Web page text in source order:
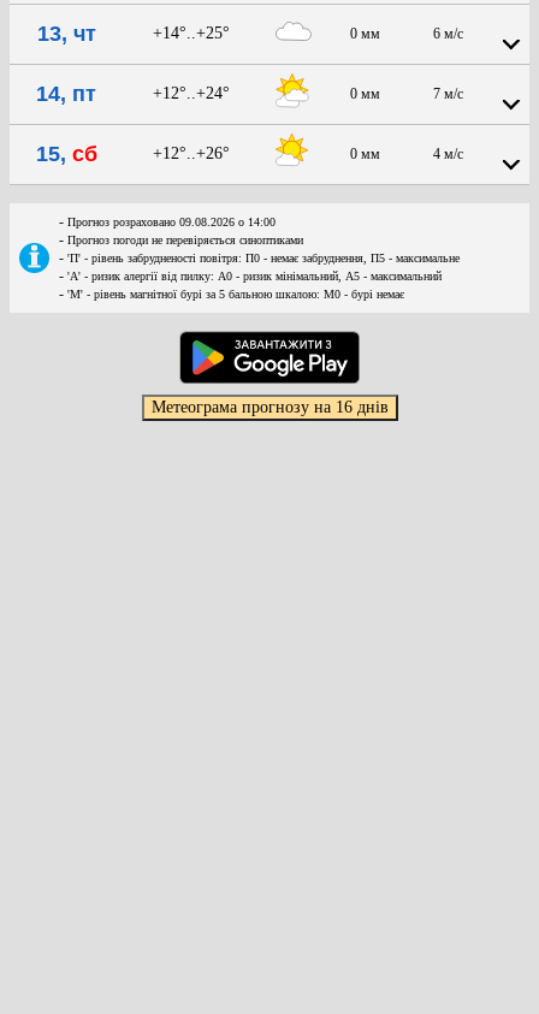
13, чт +14°..+25° 0 мм 6 м/с
14, пт +12°..+24° 0 мм 7 м/с
15, сб +12°..+26° 0 мм 4 м/с
- Прогноз розраховано 09.08.2026 о 14:00
- Прогноз погоди не перевіряється синоптиками
- 'П' - рівень забрудненості повітря: П0 - немає забруднення, П5 - максимальне
- 'А' - ризик алергії від пилку: А0 - ризик мінімальний, А5 - максимальний
- 'М' - рівень магнітної бурі за 5 бальною шкалою: M0 - бурі немає